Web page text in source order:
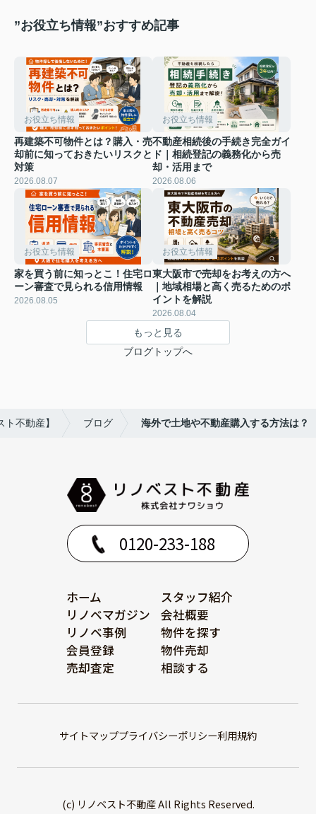
”お役立ち情報”おすすめ記事
お役立ち情報
再建築不可物件とは？購入・売
却前に知っておきたいリスクと
対策
2026.08.07
お役立ち情報
不動産相続後の手続き完全ガイ
ド｜相続登記の義務化から売
却・活用まで
2026.08.06
お役立ち情報
家を買う前に知っとこ！住宅ロ
ーン審査で見られる信用情報
2026.08.05
お役立ち情報
東大阪市で売却をお考えの方へ
｜地域相場と高く売るためのポ
イントを解説
2026.08.04
もっと見る
ブログトップへ
不動産】 ブログ 海外で土地や不動産購入する方法は？
0120-233-188
ホーム
スタッフ紹介
リノベマガジン
会社概要
リノベ事例
物件を探す
会員登録
物件売却
売却査定
相談する
サイトマッププライバシーポリシー利用規約
(c) リノベスト不動産 All Rights Reserved.